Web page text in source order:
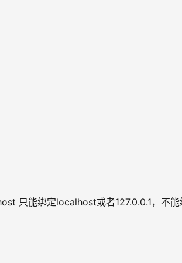
只能绑定localhost或者127.0.0.1，不能